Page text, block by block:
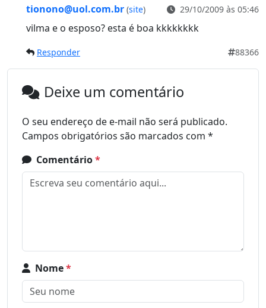
tionono@uol.com.br (site) 29/10/2009 às 05:46
vilma e o esposo? esta é boa kkkkkkkk
Responder 88366
Deixe um comentário
O seu endereço de e-mail não será publicado.
Campos obrigatórios são marcados com *
Comentário*
Nome*